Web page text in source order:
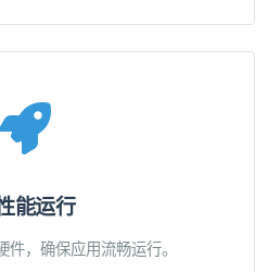
能运行
，确保应用流畅运行。